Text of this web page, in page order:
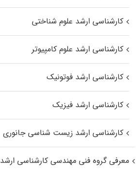
کارشناسی ارشد علوم شناختی
کارشناسی ارشد علوم کامپیوتر
کارشناسی ارشد فوتونیک
کارشناسی ارشد فیزیک
کارشناسی ارشد زیست‌ شناسی جانوری
معرفی گروه فنی مهندسی کارشناسی ارشد